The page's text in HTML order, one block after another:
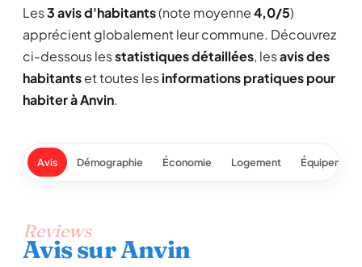
Les3 avis d'habitants(note moyenne4,0/5)
apprécient globalement leur commune. Découvrez
ci-dessous lesstatistiques détaillées, lesavis des
habitantset toutes lesinformations pratiques pour
habiter à Anvin.
Avis Démographie Économie Logement
Reviews
Avis sur Anvin